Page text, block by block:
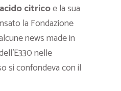
acido citricoe la sua
la Fondazione
news made in
nelle
si confondeva con il